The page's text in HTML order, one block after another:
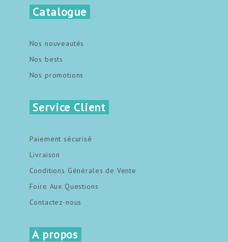
Catalogue
Nos nouveautés
Nos bests
Nos promotions
Service Client
Paiement sécurisé
Livraison
Conditions Générales de Vente
Foire Aux Questions
Contactez-nous
A propos